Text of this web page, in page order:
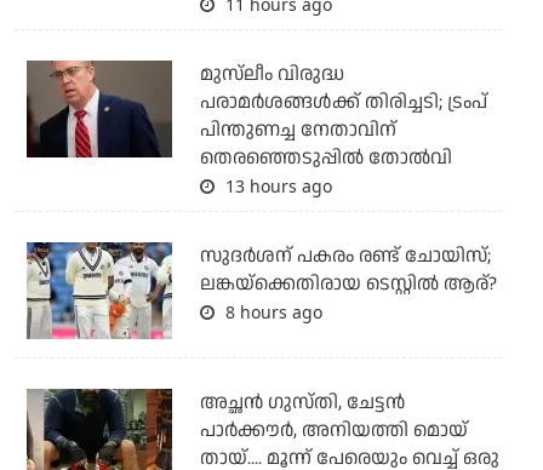
മുസ്‌ലീം വിരുദ്ധ
പരാമര്‍ശങ്ങള്‍ക്ക് തിരിച്ചടി; ട്രംപ്
പിന്തുണച്ച നേതാവിന്
തെരഞ്ഞെടുപ്പില്‍ തോല്‍വി
13 hours ago
സുദര്‍ശന് പകരം രണ്ട് ചോയിസ്;
ലങ്കയ്‌ക്കെതിരായ ടെസ്റ്റില്‍ ആര്?
8 hours ago
അച്ഛന്‍ ഗുസ്തി, ചേട്ടന്‍
പാര്‍ക്കൗര്‍, അനിയത്തി മൊയ്
തായ്.... മൂന്ന് പേരെയും വെച്ച് ഒരു